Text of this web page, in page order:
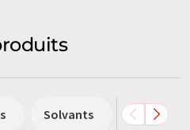
Solvants Médias